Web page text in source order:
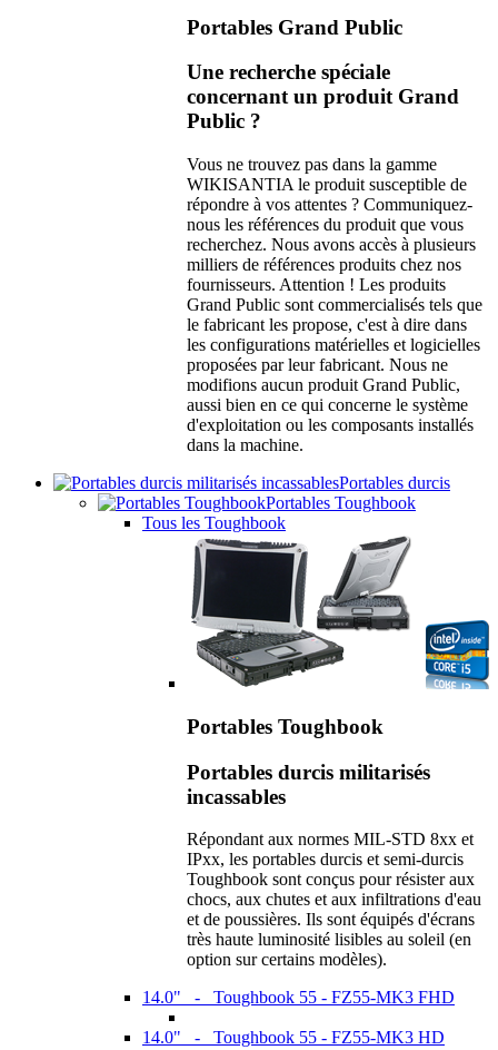
Portables Grand Public
Une recherche spéciale
concernant un produit Grand
Public ?
Vous ne trouvez pas dans la gamme
WIKISANTIA le produit susceptible de
répondre à vos attentes ? Communiquez-
nous les références du produit que vous
recherchez. Nous avons accès à plusieurs
milliers de références produits chez nos
fournisseurs. Attention ! Les produits
Grand Public sont commercialisés tels que
le fabricant les propose, c'est à dire dans
les configurations matérielles et logicielles
proposées par leur fabricant. Nous ne
modifions aucun produit Grand Public,
aussi bien en ce qui concerne le système
d'exploitation ou les composants installés
dans la machine.
Portables durcis
Portables Toughbook
Tous les Toughbook
Portables Toughbook
Portables durcis militarisés
incassables
Répondant aux normes MIL-STD 8xx et
IPxx, les portables durcis et semi-durcis
Toughbook sont conçus pour résister aux
chocs, aux chutes et aux infiltrations d'eau
et de poussières. Ils sont équipés d'écrans
très haute luminosité lisibles au soleil (en
option sur certains modèles).
14.0" - Toughbook 55 - FZ55-MK3 FHD
14.0" - Toughbook 55 - FZ55-MK3 HD